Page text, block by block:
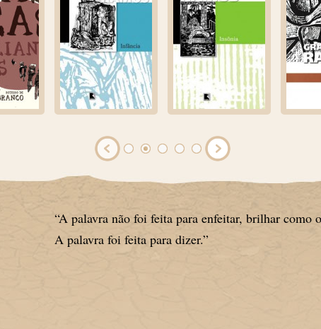
“A palavra não foi feita para enfeitar, brilhar como
A palavra foi feita para dizer.”